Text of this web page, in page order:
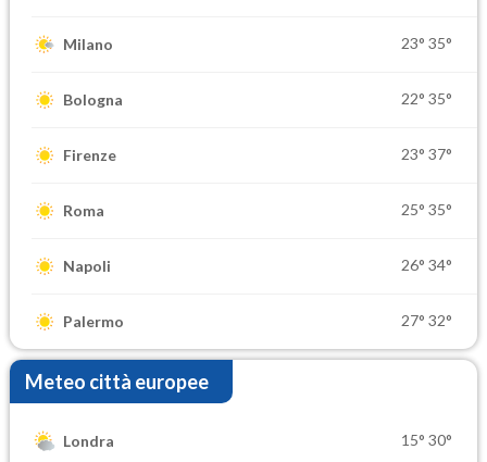
Milano 23° 35°
Bologna 22° 35°
Firenze 23° 37°
Roma 25° 35°
Napoli 26° 34°
Palermo 27° 32°
Meteo città europee
Londra 15° 30°